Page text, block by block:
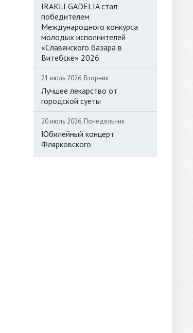
IRAKLI GADELIA стал
победителем
Международного конкурса
молодых исполнителей
«Славянского базара в
Витебске» 2026
21 июль 2026, Вторник
Лучшее лекарство от
городской суеты
20 июль 2026, Понедельник
Юбилейный концерт
Флярковского